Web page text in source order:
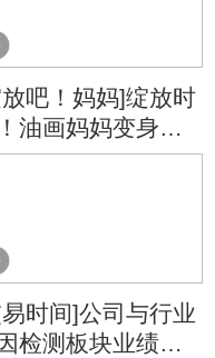
吧！妈妈]绽放时
油画妈妈变身艺
神
时间]公司与行业
检测板块业绩加